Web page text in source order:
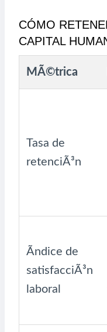
CÓMO
CAPITAL
MÃ©trica
Tasa de
retenciÃ³n
Ãndice de
satisfacciÃ³n
laboral